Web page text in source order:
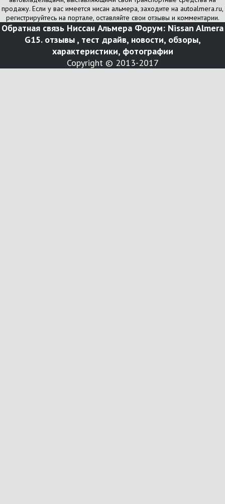
продажу. Если у вас имеется нисан альмера, заходите на autoalmera.ru,
регистрируйтесь на портале, оставляйте свои отзывы и комментарии.
Обратная связь Ниссан Альмера Форум: Nissan Almera
G15. отзывы , тест драйв, новости, обзоры,
характеристики, фотографии
Copyright © 2013-2017